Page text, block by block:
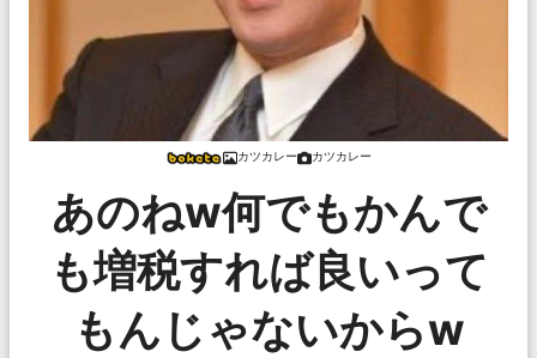
カツカレー カツカレー
あのねw何でもかんで
も増税すれば良いって
もんじゃないからw